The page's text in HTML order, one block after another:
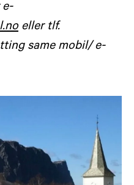
e-
eller tlf.
same mobil/ e-